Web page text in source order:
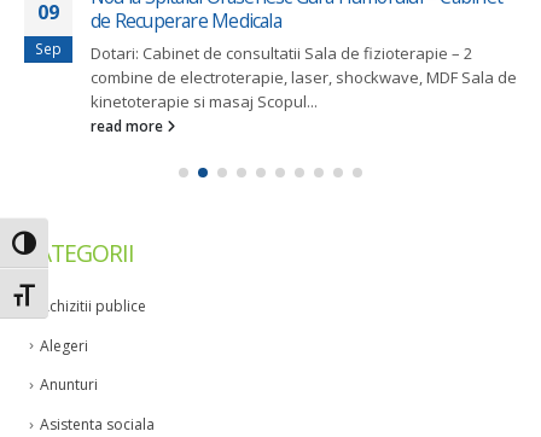
Toggle High Contrast
Toggle Font size
09
Sep
de Recuperare Medicala
Dotari: Cabinet de consultatii Sala de fizioterapie – 2
combine de electroterapie, laser, shockwave, MDF Sala de
kinetoterapie si masaj Scopul...
read more
CATEGORII
Achizitii publice
Alegeri
Anunturi
Asistenta sociala